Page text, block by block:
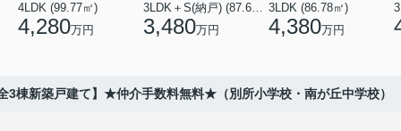
4LDK (99.77㎡)
4,280万円
3LDK＋S(納戸) (87.61㎡)
3,480万円
3LDK (86.78㎡)
4,380万円
3棟新築戸建て】★仲介手数料無料★（別所小学校・南が丘中学校）